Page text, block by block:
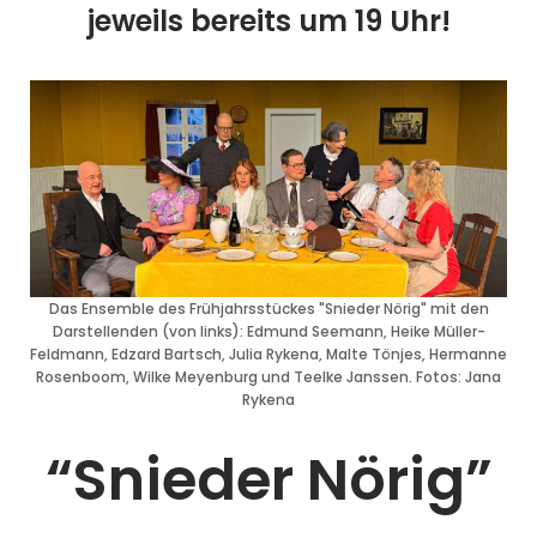
jeweils bereits um 19 Uhr!
Das Ensemble des Frühjahrsstückes "Snieder Nörig" mit den
Darstellenden (von links): Edmund Seemann, Heike Müller-
Feldmann, Edzard Bartsch, Julia Rykena, Malte Tönjes, Hermanne
Rosenboom, Wilke Meyenburg und Teelke Janssen. Fotos: Jana
Rykena
“Snieder Nörig”